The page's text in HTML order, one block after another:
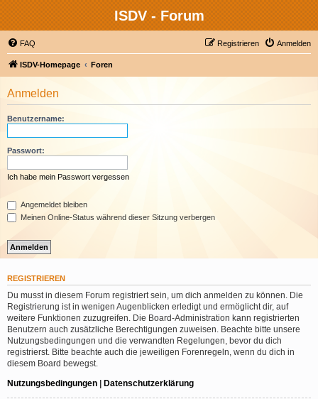
ISDV - Forum
FAQ Anmelden
Registrieren
ISDV-Homepage Foren
Anmelden
Benutzername:
Passwort:
Ich habe mein Passwort vergessen
Angemeldet bleiben
Meinen Online-Status während dieser Sitzung verbergen
REGISTRIEREN
Du musst in diesem Forum registriert sein, um dich anmelden zu können. Die
Registrierung ist in wenigen Augenblicken erledigt und ermöglicht dir, auf
weitere Funktionen zuzugreifen. Die Board-Administration kann registrierten
Benutzern auch zusätzliche Berechtigungen zuweisen. Beachte bitte unsere
Nutzungsbedingungen und die verwandten Regelungen, bevor du dich
registrierst. Bitte beachte auch die jeweiligen Forenregeln, wenn du dich in
diesem Board bewegst.
Nutzungsbedingungen | Datenschutzerklärung